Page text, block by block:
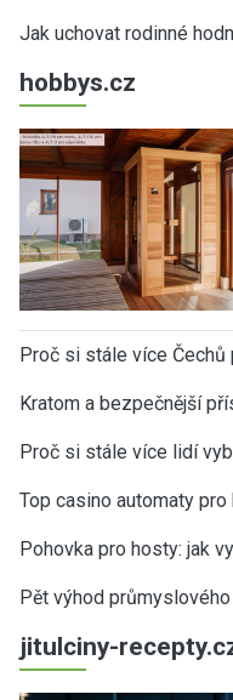
Jak uchovat rodinné
hobbys.cz
Proč si stále více
Kratom a bezpečnější
Proč si stále více lidí
Top casino automaty pro
Pohovka pro hosty: jak
Pět výhod
jitulciny-